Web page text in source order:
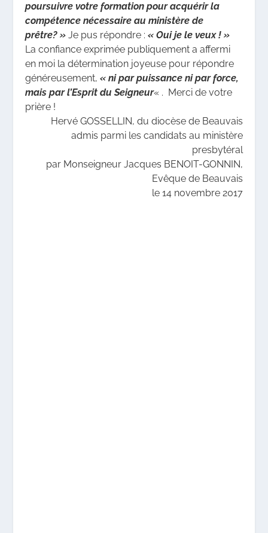
poursuivre votre formation pour acquérir la
compétence nécessaire au ministère de
prêtre? » Je pus répondre :« Oui je le veux ! »
La confiance exprimée publiquement a affermi
en moi la détermination joyeuse pour répondre
généreusement,« ni par puissance ni par force,
mais par l’Esprit du Seigneur« . Merci de votre
prière !
Hervé GOSSELLIN, du diocèse de Beauvais
admis parmi les candidats au ministère
presbytéral
par Monseigneur Jacques BENOIT-GONNIN,
Evêque de Beauvais
le 14 novembre 2017